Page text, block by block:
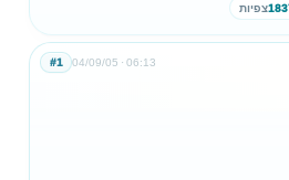
צפיות
04/09/05 06:13
#1